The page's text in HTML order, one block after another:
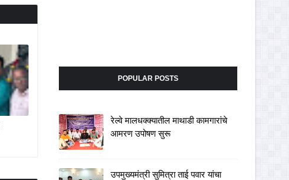
POPULAR POSTS
रेल्वे मालधक्क्यातील माथाडी कामगारांचे
आमरण उपोषण सुरू
उपमुख्यमंत्री सुमित्रा ताई पवार यांचा